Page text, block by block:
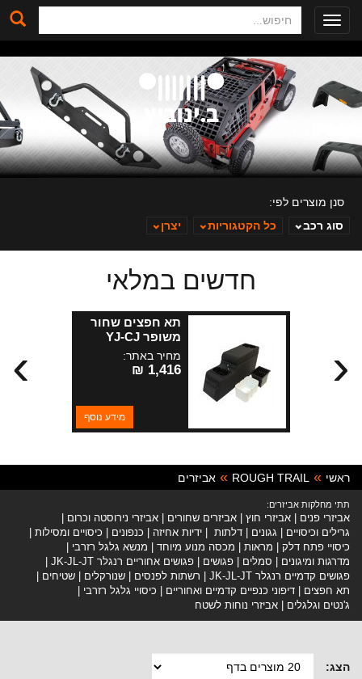
Toggle
navigation
ב. ינוביץ
סנן מוצרים לפי:
סוג רכב
כל הקטגוריות יצרן
חדשים במלאי
תא חפצים שחור
משופר YJ-CJ
וסופה
מחיר באתר:
1,416 ₪
מידע נוסף
› ‹
ראשי ROUGH TRAIL אביזרים
תתי מחלקות אביזרים:
אביזרי פנים אביזרי חוץ אביזרים שחורים
אביזרי נירוסטה וכרום
גרילים וכיסויים
גגונים דלתות ידיות אחיזה כנפונים
כיסויים ומסילות
כיסויי פתח דלק
מראות מכסה מנוע מיוחד
מנשא גלגל רזרבי
מדרגות ומיגונים
סמלים פגושים
פגושים אחוריים רנגלר JK-JL-JT
פגושים קדמיים רנגלר JK-JL-JT
רשתות לפנסים שנורקלים
שטיחים
תא חפצים
דיפוני כנפיים קדמיים ואחוריים
כיסויי גלגל רזרבי
ג'נטים וגלגלים
אביזרי נוחות לשטח
הצג: